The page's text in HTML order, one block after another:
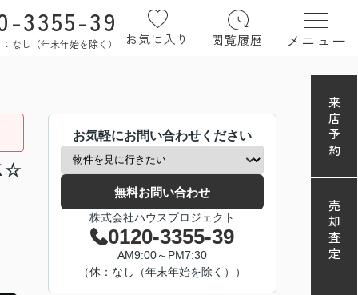
3355-39
なし（年末年始を除く） お気に入り 閲覧履歴 メニュー
☆
お気軽にお問い合わせください
無料お問い合わせ
株式会社ハウスプロジェクト
0120-3355-39
AM9:00～PM7:30
（休：なし（年末年始を除く））
来店予約
売却査定